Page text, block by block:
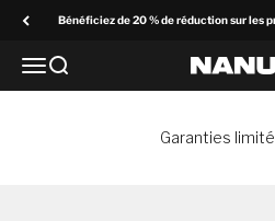
Bénéficiez de 20 % de réduction sur les
MenuRecherchez NANUK
Garanties